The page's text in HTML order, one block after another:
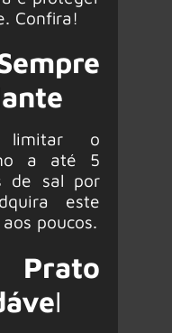
Confira!
limitar o
a até 5
de sal por
este
poucos.
Prato
l